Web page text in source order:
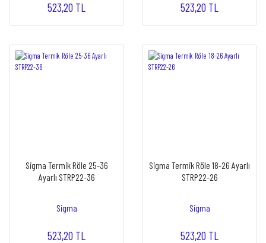
523,20 TL 523,20 TL
Sigma Termik Röle 25-36
Ayarlı STRP22-36
Sigma
523,20 TL
Sigma Termik Röle 18-26 Ayarlı
STRP22-26
Sigma
523,20 TL